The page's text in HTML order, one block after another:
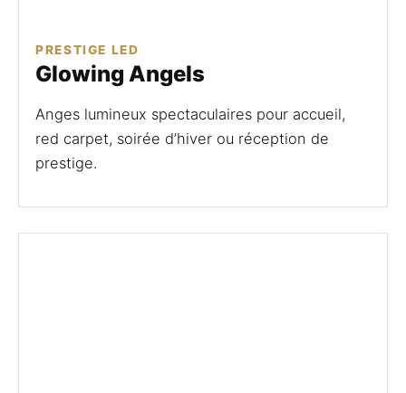
PRESTIGE LED
Glowing Angels
Anges lumineux spectaculaires pour accueil,
red carpet, soirée d’hiver ou réception de
prestige.